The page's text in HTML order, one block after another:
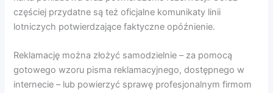
częściej przydatne są też oficjalne komunikaty linii
lotniczych potwierdzające faktyczne opóźnienie.
Reklamację można złożyć samodzielnie – za pomocą
gotowego wzoru pisma reklamacyjnego, dostępnego w
internecie – lub powierzyć sprawę profesjonalnym firmom